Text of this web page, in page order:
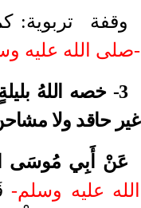
وقفة تربوية:
-صلى الله عليه
3- خصه اللهُ
غير حاقد ولا
عَنْ أَبِي مُوسَى
الله عليه وسلم-